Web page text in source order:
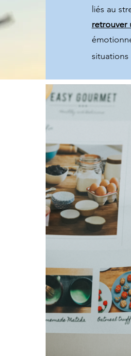
liés au
retrouver
situations